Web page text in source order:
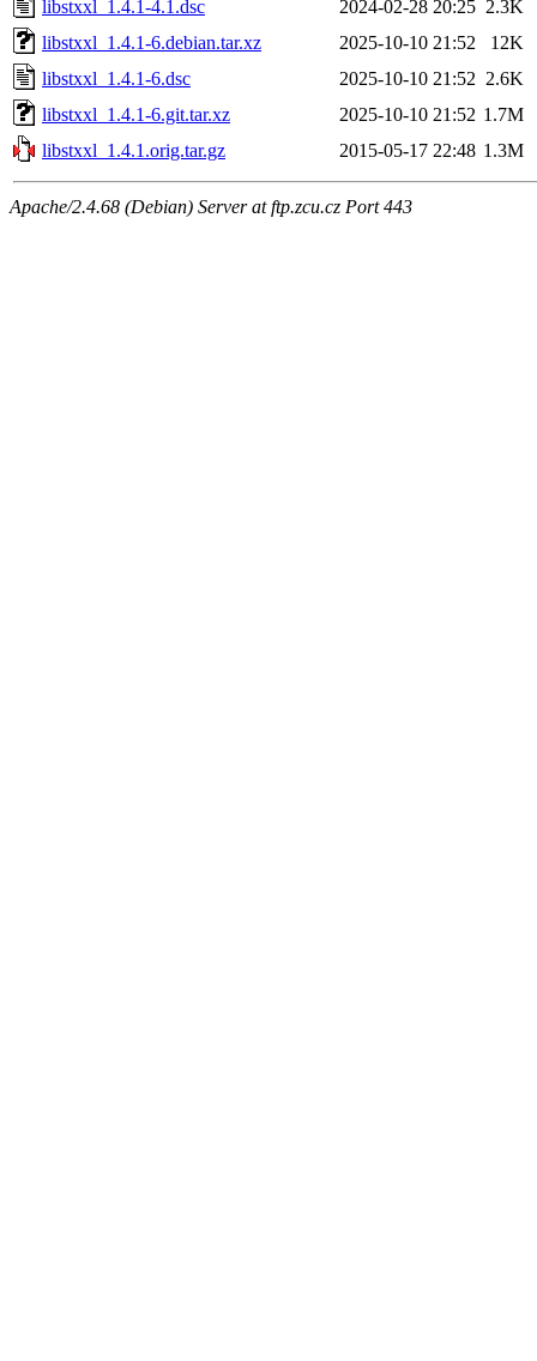
libstxxl_1.4.1-4.1.dsc 2024-02-28 20:25 2.3K
libstxxl_1.4.1-6.debian.tar.xz
2025-10-10 21:52
12K
libstxxl_1.4.1-6.dsc
2025-10-10 21:52 2.6K
libstxxl_1.4.1-6.git.tar.xz
2025-10-10 21:52 1.7M
libstxxl_1.4.1.orig.tar.gz
2015-05-17 22:48 1.3M
Apache/2.4.68 (Debian) Server at ftp.zcu.cz Port 443